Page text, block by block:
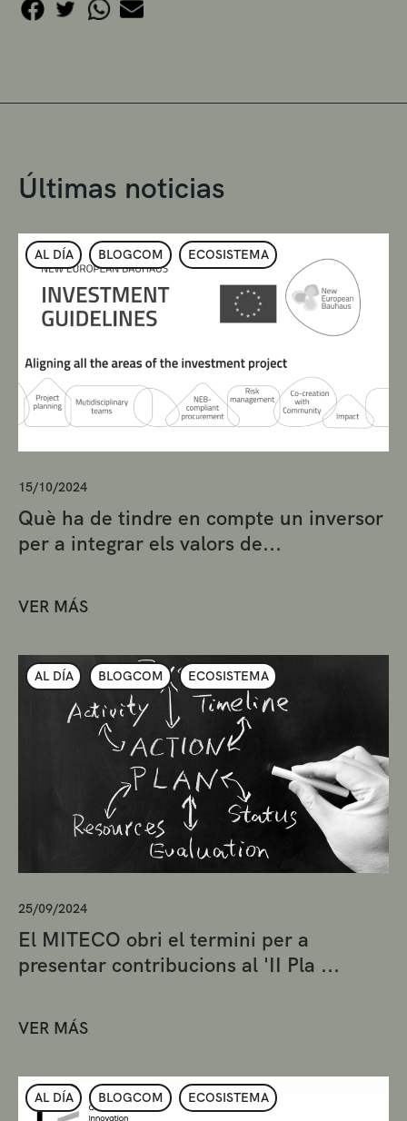
Últimas noticias
AL DÍA BLOGCOM ECOSISTEMA
15/10/2024
Què ha de tindre en compte un inversor
per a integrar els valors de...
VER MÁS
AL DÍA BLOGCOM ECOSISTEMA
25/09/2024
El MITECO obri el termini per a
presentar contribucions al 'II Pla ...
VER MÁS
AL DÍA BLOGCOM ECOSISTEMA